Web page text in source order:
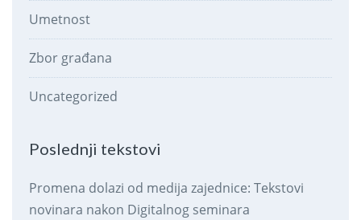
Umetnost
Zbor građana
Uncategorized
Poslednji tekstovi
Promena dolazi od medija zajednice: Tekstovi
novinara nakon Digitalnog seminara